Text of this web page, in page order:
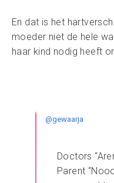
En dat is het
moeder niet de hele
haar kind nodig heeft
@gewaarja
Doctors
Parent